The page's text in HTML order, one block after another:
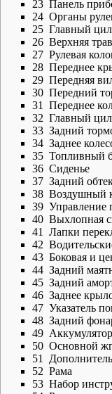
23 Панель
24 Органы
25 Главный
26 Верхняя
27 Рулевая
28 Переднее
29 Передняя
30 Передний
31
Переднее
32 Главный
33 Задний
34 Заднее
35 Топливный
36 Сиденье
37 Задний
38 Воздушный
39 Управление
40 Выхлопная
41
Лапки
42
43 Боковая и
44 Задний
45 Задний
46 Заднее
47 Указатель
48 Задний
49 Аккумулятор
50 Основной
51
52 Рама
53 Набор